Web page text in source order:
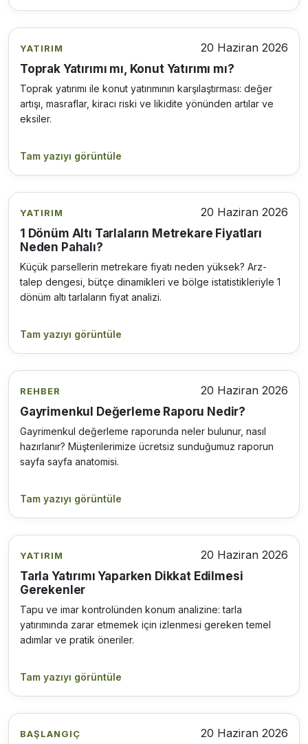
YATIRIM
20 Haziran 2026
Toprak Yatırımı mı, Konut Yatırımı mı?
Toprak yatırımı ile konut yatırımının karşılaştırması: değer
artışı, masraflar, kiracı riski ve likidite yönünden artılar ve
eksiler.
Tam yazıyı görüntüle
YATIRIM
20 Haziran 2026
1 Dönüm Altı Tarlaların Metrekare Fiyatları
Neden Pahalı?
Küçük parsellerin metrekare fiyatı neden yüksek? Arz-
talep dengesi, bütçe dinamikleri ve bölge istatistikleriyle 1
dönüm altı tarlaların fiyat analizi.
Tam yazıyı görüntüle
REHBER
20 Haziran 2026
Gayrimenkul Değerleme Raporu Nedir?
Gayrimenkul değerleme raporunda neler bulunur, nasıl
hazırlanır? Müşterilerimize ücretsiz sunduğumuz raporun
sayfa sayfa anatomisi.
Tam yazıyı görüntüle
YATIRIM
20 Haziran 2026
Tarla Yatırımı Yaparken Dikkat Edilmesi
Gerekenler
Tapu ve imar kontrolünden konum analizine: tarla
yatırımında zarar etmemek için izlenmesi gereken temel
adımlar ve pratik öneriler.
Tam yazıyı görüntüle
BAŞLANGIÇ
20 Haziran 2026